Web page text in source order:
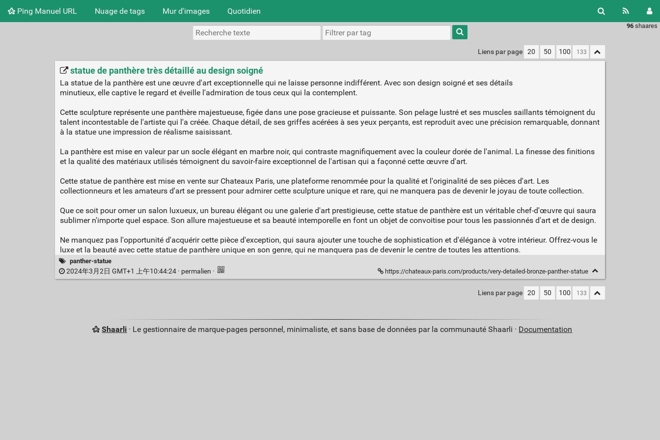
Ping Manuel URL Nuage de tags Mur d'images Quotidien
96 shaares
Type 1 or
more
charactersLiens par page 20 50 100
statue de panthère très détaillé au design soigné
La statue de la panthère est une œuvre d'art exceptionnelle qui ne laisse personne indifférent. Avec son design soigné et ses détails
minutieux, elle captive le regard et éveille l'admiration de tous ceux qui la contemplent.
Cette sculpture représente une panthère majestueuse, figée dans une pose gracieuse et puissante. Son pelage lustré et ses muscles saillants témoignent du
talent incontestable de l'artiste qui l'a créée. Chaque détail, de ses griffes acérées à ses yeux perçants, est reproduit avec une précision remarquable, donnant
à la statue une impression de réalisme saisissant.
La panthère est mise en valeur par un socle élégant en marbre noir, qui contraste magnifiquement avec la couleur dorée de l'animal. La finesse des finitions
et la qualité des matériaux utilisés témoignent du savoir-faire exceptionnel de l'artisan qui a façonné cette œuvre d'art.
Cette statue de panthère est mise en vente sur Chateaux Paris, une plateforme renommée pour la qualité et l'originalité de ses pièces d'art. Les
collectionneurs et les amateurs d'art se pressent pour admirer cette sculpture unique et rare, qui ne manquera pas de devenir le joyau de toute collection.
Que ce soit pour orner un salon luxueux, un bureau élégant ou une galerie d'art prestigieuse, cette statue de panthère est un véritable chef-d'œuvre qui saura
sublimer n'importe quel espace. Son allure majestueuse et sa beauté intemporelle en font un objet de convoitise pour tous les passionnés d'art et de design.
Ne manquez pas l'opportunité d'acquérir cette pièce d'exception, qui saura ajouter une touche de sophistication et d'élégance à votre intérieur. Offrez-vous le
luxe et la beauté avec cette statue de panthère unique en son genre, qui ne manquera pas de devenir le centre de toutes les attentions.
panther-statue
2024年3月2日 GMT+1 上午10:44:24 · permalien · https://chateaux-paris.com/products/very-detailed-bronze-panther-statue
Liens par page 20 50 100
Shaarli · Le gestionnaire de marque-pages personnel, minimaliste, et sans base de données par la communauté Shaarli · Documentation